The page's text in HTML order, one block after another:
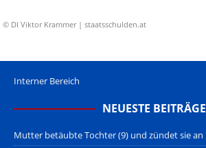
© DI Viktor Krammer | staatsschulden.at
Interner Bereich
NEUESTE BEITRÄGE
Mutter betäubte Tochter (9) und zündet sie an